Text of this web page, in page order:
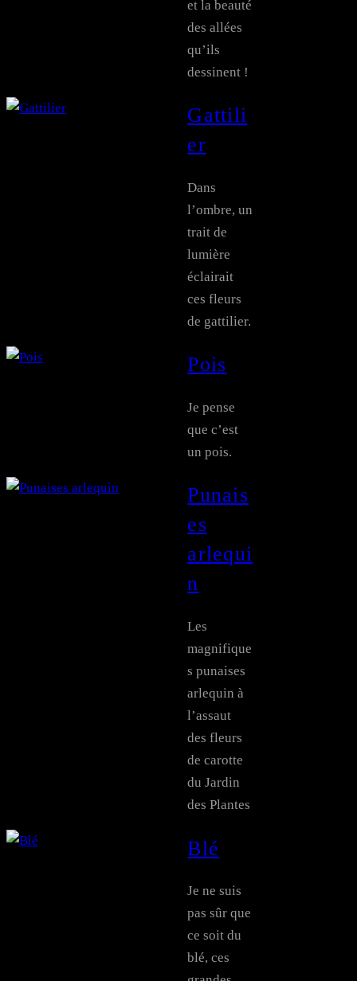
et la beauté
des allées
qu’ils
dessinent !
Gattili
er
Dans
l’ombre, un
trait de
lumière
éclairait
ces fleurs
de gattilier.
Pois
Je pense
que c’est
un pois.
Punais
es
arlequi
n
Les
magnifique
s punaises
arlequin à
l’assaut
des fleurs
de carotte
du Jardin
des Plantes
Blé
Je ne suis
pas sûr que
ce soit du
blé, ces